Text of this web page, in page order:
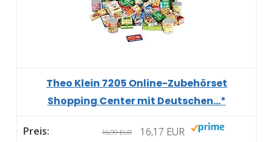
Theo Klein 7205 Online-Zubehörset
Shopping Center mit Deutschen...*
16,99 EUR 16,17 EUR